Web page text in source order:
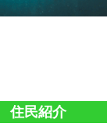
住民紹介